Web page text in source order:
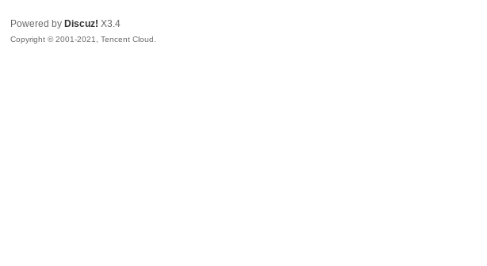
Powered by Discuz! X3.4
Copyright © 2001-2021, Tencent Cloud.